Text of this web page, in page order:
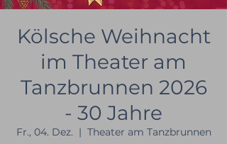
Kölsche Weihnacht
im Theater am
Tanzbrunnen 2026
- 30 Jahre
Fr., 04. Dez.
  |
Theater am Tanzbrunnen